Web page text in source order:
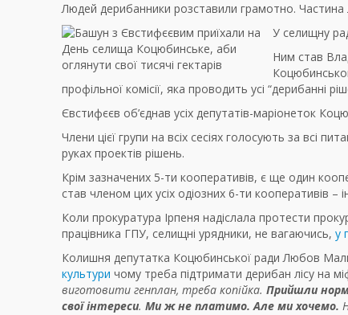
Людей дерибанники розставили грамотно. Частина
У селищну
Ним став
профільної комісії, яка проводить усі “дерибанні
Євстифєєв об’єднав усіх депутатів-маріонеток
Члени цієї групи на всіх сесіях голосують за всі
руках проектів рішень.
Крім зазначених 5-ти кооперативів, є ще один
став членом цих усіх одіозних 6-ти кооперативів –
Коли прокуратура Ірпеня надіслала протести
працівника ГПУ, селищні урядники, не вагаючись, у
Колишня депутатка Коцюбинської ради Любов
культури чому треба підтримати дерибан лісу на
виготовити генплан, треба копійка. Прийшли
свої інтереси. Ми ж не платимо. Але ми хочемо.